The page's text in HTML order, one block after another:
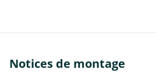
Notices de montage